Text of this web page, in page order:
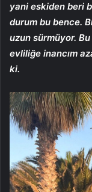
yani eskiden beri
durum bu bence.
uzun sürmüyor.
evliliğe inancım
ki.